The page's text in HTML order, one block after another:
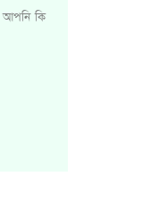
আপনি কি